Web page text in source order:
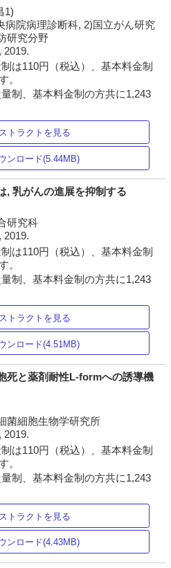
1)
病院病理診断科, 2)国立がん研究
研究分野
2019.
は110円（税込）、基本料金制
。
制、基本料金制の方共に1,243
トラクトを見る
ンロード(5.44MB)
, 乳がんの進展を抑制する
研究科
2019.
は110円（税込）、基本料金制
。
制、基本料金制の方共に1,243
トラクトを見る
ンロード(4.51MB)
死と薬剤耐性L-formへの誘導機
菌細胞生物学研究所
2019.
は110円（税込）、基本料金制
。
制、基本料金制の方共に1,243
トラクトを見る
ンロード(4.43MB)